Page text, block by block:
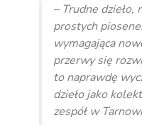
– Trudne
prostych
wymagająca
przerwy się
to naprawdę
dzieło jako
zespół w